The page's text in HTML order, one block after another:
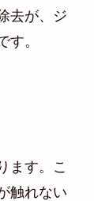
去が、ジ
す。
ます。こ
触れない